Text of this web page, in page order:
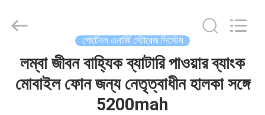
বাড়ি
Energy
Technology
পোর্টেবল এনার্জি স্টোরেজ সিস্টেম
লম্বা জীবন বাহ্যিক ব্যাটারি পাওয়ার ব্যাংক
মোবাইল ফোন জন্য নেতৃত্বাধীন হালকা সঙ্গে
5200mah